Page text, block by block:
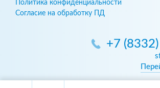
Политика конфиденциальности
Согласие на обработку ПД
+7